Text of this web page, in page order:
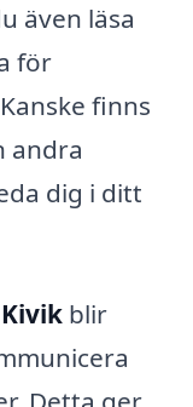
även läsa
för
finns
andra
dig i ditt
blir